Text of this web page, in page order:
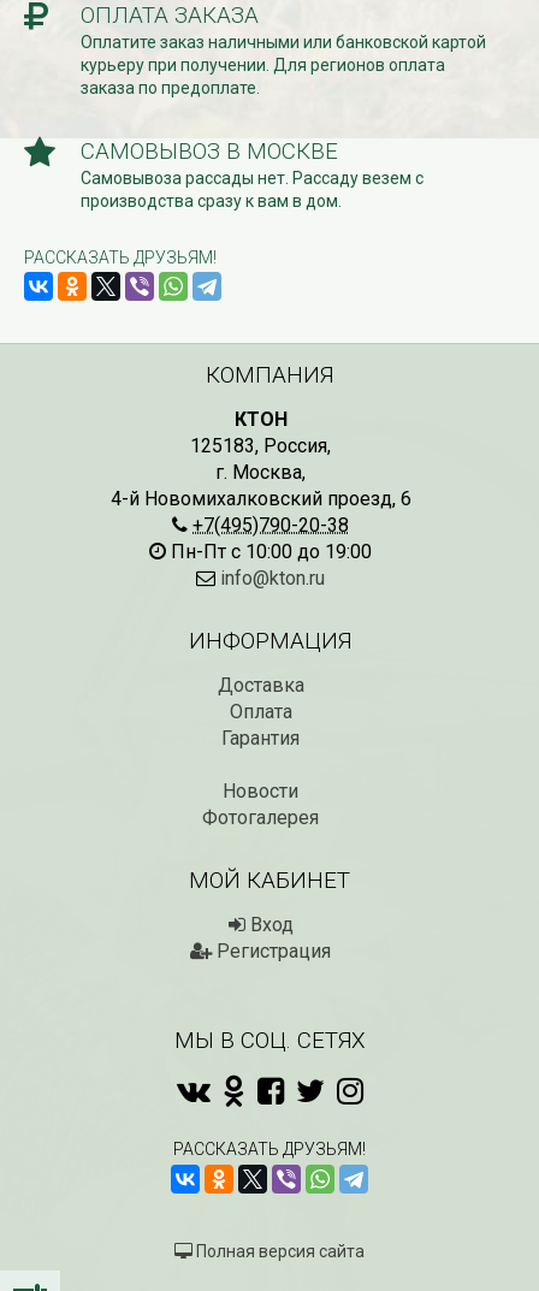
ОПЛАТА ЗАКАЗА
Оплатите заказ наличными или банковской картой
курьеру при получении. Для регионов оплата
заказа по предоплате.
САМОВЫВОЗ В МОСКВЕ
Самовывоза рассады нет. Рассаду везем с
производства сразу к вам в дом.
РАССКАЗАТЬ ДРУЗЬЯМ!
КОМПАНИЯ
КТОН
125183, Россия,
г. Москва,
4-й Новомихалковский проезд, 6
+7(495)790-20-38
Пн-Пт с 10:00 до 19:00
info@kton.ru
ИНФОРМАЦИЯ
Доставка
Оплата
Гарантия
Новости
Фотогалерея
МОЙ КАБИНЕТ
Вход
Регистрация
МЫ В СОЦ. СЕТЯХ
РАССКАЗАТЬ ДРУЗЬЯМ!
Полная версия сайта